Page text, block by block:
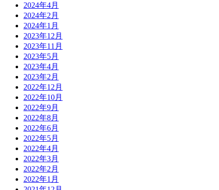
2024年4月
2024年2月
2024年1月
2023年12月
2023年11月
2023年5月
2023年4月
2023年2月
2022年12月
2022年10月
2022年9月
2022年8月
2022年6月
2022年5月
2022年4月
2022年3月
2022年2月
2022年1月